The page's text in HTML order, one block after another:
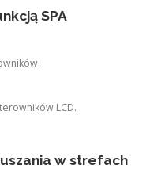
SPA
LCD.
w strefach